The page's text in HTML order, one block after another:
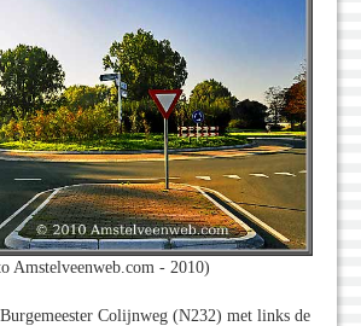
Amstelveenweb.com - 2010)
Colijnweg (N232) met links de